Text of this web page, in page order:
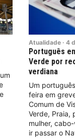
Atualidade · 4
Português
Verde por
verdiana
Um
feira em
Comum de
Verde, Praia,
mulher,
ir passar o